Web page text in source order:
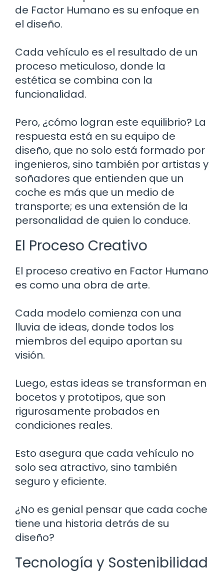
de Factor Humano es su enfoque en
el diseño.
Cada vehículo es el resultado de un
proceso meticuloso, donde la
estética se combina con la
funcionalidad.
Pero, ¿cómo logran este equilibrio? La
respuesta está en su equipo de
diseño, que no solo está formado por
ingenieros, sino también por artistas y
soñadores que entienden que un
coche es más que un medio de
transporte; es una extensión de la
personalidad de quien lo conduce.
El Proceso Creativo
El proceso creativo en Factor Humano
es como una obra de arte.
Cada modelo comienza con una
lluvia de ideas, donde todos los
miembros del equipo aportan su
visión.
Luego, estas ideas se transforman en
bocetos y prototipos, que son
rigurosamente probados en
condiciones reales.
Esto asegura que cada vehículo no
solo sea atractivo, sino también
seguro y eficiente.
¿No es genial pensar que cada coche
tiene una historia detrás de su
diseño?
Tecnología y Sostenibilidad